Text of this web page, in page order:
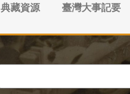
典藏資源 臺灣大事記要